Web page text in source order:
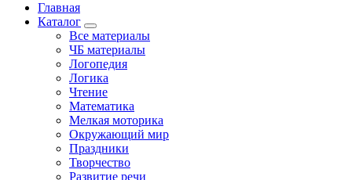
Главная
Каталог
Все материалы
ЧБ материалы
Логопедия
Логика
Чтение
Математика
Мелкая моторика
Окружающий мир
Праздники
Творчество
Развитие речи